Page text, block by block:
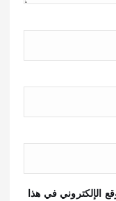
الإلكتروني في هذا